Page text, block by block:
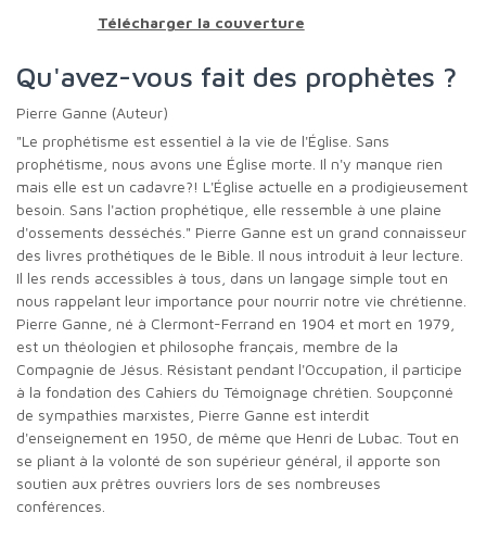
Télécharger la couverture
Qu'avez-vous fait des prophètes ?
Pierre Ganne (Auteur)
"Le prophétisme est essentiel à la vie de l'Église. Sans
prophétisme, nous avons une Église morte. Il n'y manque rien
mais elle est un cadavre?! L'Église actuelle en a prodigieusement
besoin. Sans l'action prophétique, elle ressemble à une plaine
d'ossements desséchés." Pierre Ganne est un grand connaisseur
des livres prothétiques de le Bible. Il nous introduit à leur lecture.
Il les rends accessibles à tous, dans un langage simple tout en
nous rappelant leur importance pour nourrir notre vie chrétienne.
Pierre Ganne, né à Clermont-Ferrand en 1904 et mort en 1979,
est un théologien et philosophe français, membre de la
Compagnie de Jésus. Résistant pendant l'Occupation, il participe
à la fondation des Cahiers du Témoignage chrétien. Soupçonné
de sympathies marxistes, Pierre Ganne est interdit
d'enseignement en 1950, de même que Henri de Lubac. Tout en
se pliant à la volonté de son supérieur général, il apporte son
soutien aux prêtres ouvriers lors de ses nombreuses
conférences.